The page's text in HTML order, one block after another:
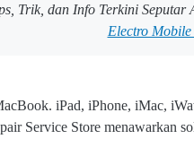
Trik, dan Info Terkini Seputar
Electro
iPad, iPhone, iMac,
Service Store menawarkan